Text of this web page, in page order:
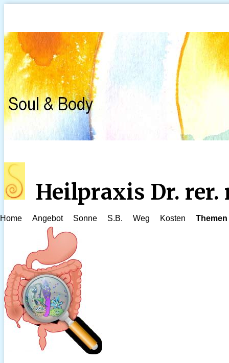
Heilpraxis Dr. rer.
Home Angebot Sonne S.B. Weg Kosten Themen